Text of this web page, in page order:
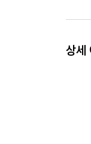
우리
판다
나는
상세